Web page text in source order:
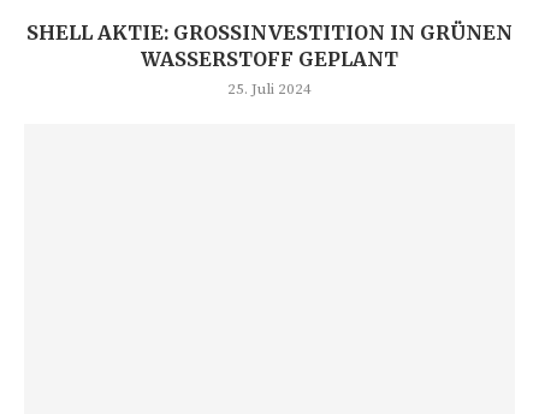
SHELL AKTIE: GROSSINVESTITION IN GRÜNEN W
ASSERSTOFF GEPLANT
25. Juli 2024